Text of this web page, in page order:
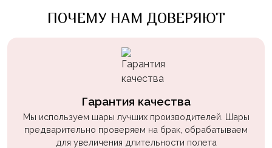
ПОЧЕМУ НАМ ДОВЕРЯЮТ
Гарантия качества
Мы используем шары лучших производителей. Шары
предварительно проверяем на брак, обрабатываем
для увеличения длительности полета
Бабочки,
собачки
Недетские